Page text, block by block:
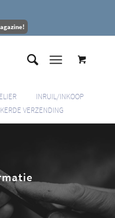
INRUIL/INKOOP
VERZENDING